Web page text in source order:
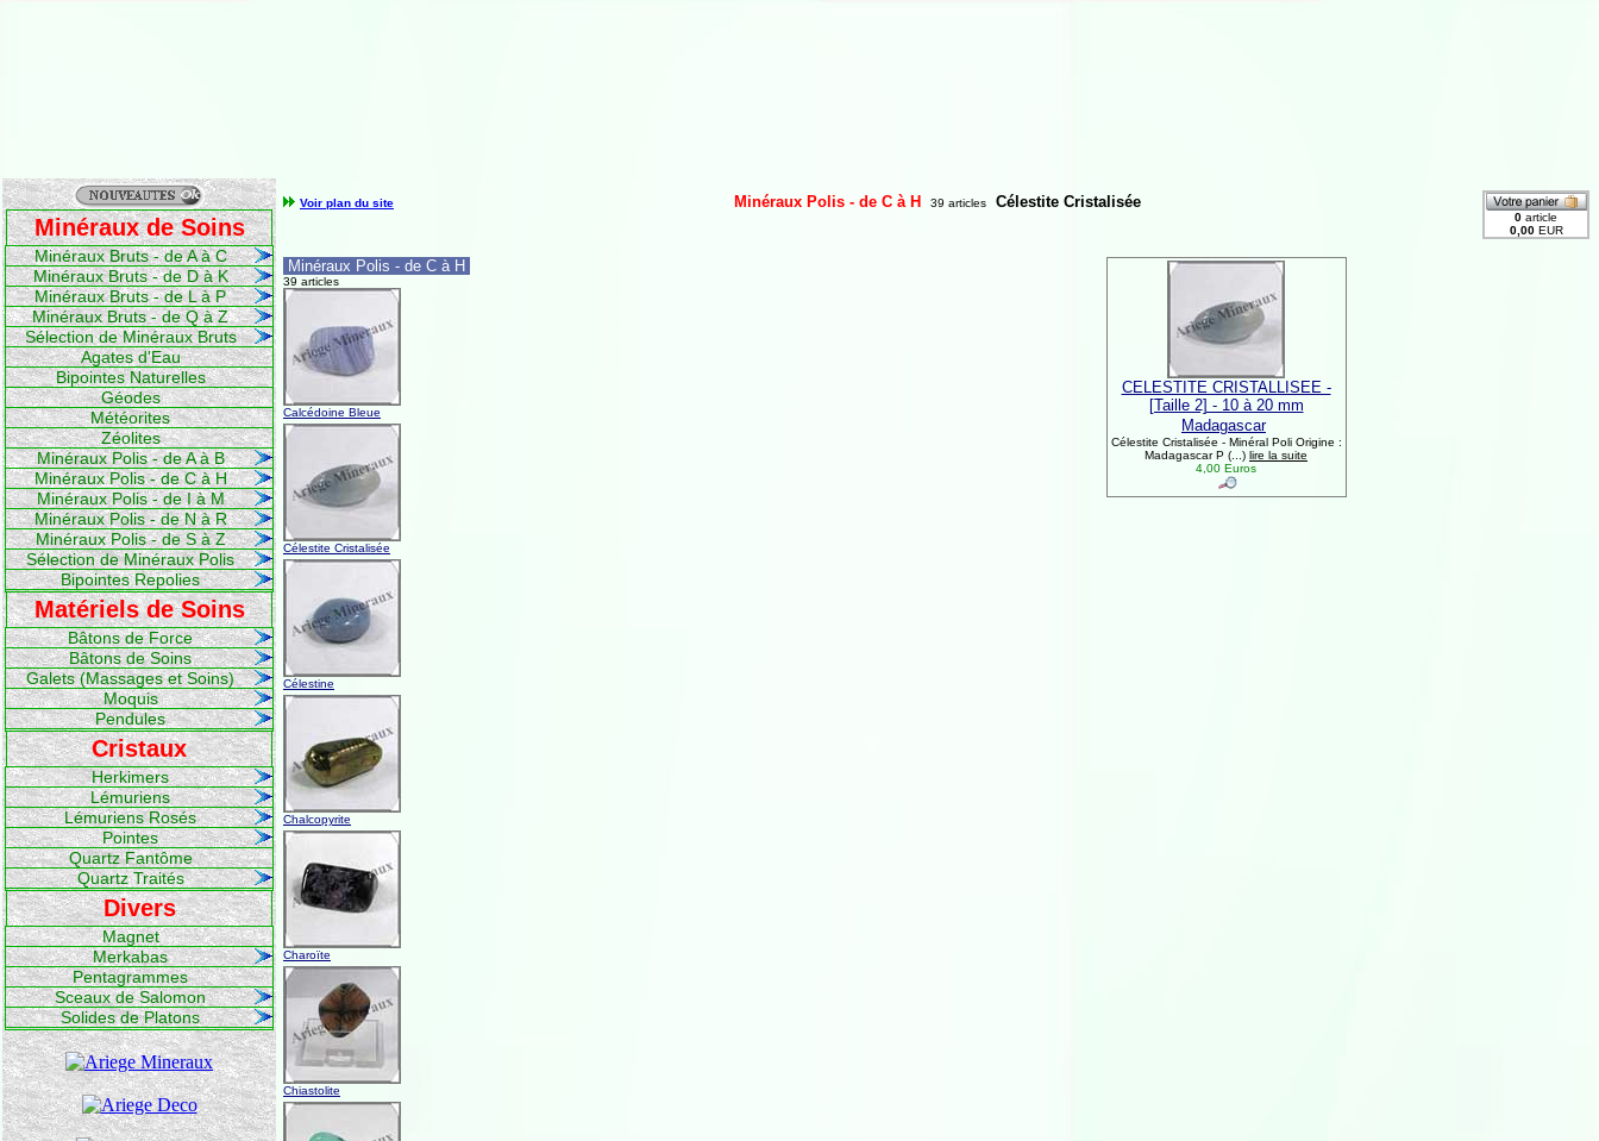
Minéraux de Soins
Minéraux Bruts - de A à C
Minéraux Bruts - de D à K
Minéraux Bruts - de L à P
Minéraux Bruts - de Q à Z
Sélection de Minéraux Bruts
Agates d'Eau
Bipointes Naturelles
Géodes
Météorites
Zéolites
Minéraux Polis - de A à B
Minéraux Polis - de C à H
Minéraux Polis - de I à M
Minéraux Polis - de N à R
Minéraux Polis - de S à Z
Sélection de Minéraux Polis
Bipointes Repolies
Matériels de Soins
Bâtons de Force
Bâtons de Soins
Galets (Massages et Soins)
Moquis
Pendules
Cristaux
Herkimers
Lémuriens
Lémuriens Rosés
Pointes
Quartz Fantôme
Quartz Traités
Divers
Magnet
Merkabas
Pentagrammes
Sceaux de Salomon
Solides de Platons
Voir plan du site Minéraux Polis - de C à H 39 articles Célestite Cristalisée
Minéraux Polis - de C à H
39 articles
Calcédoine Bleue
Célestite Cristalisée
Célestine
Chalcopyrite
Charoïte
Chiastolite
CELESTITE CRISTALLISEE -
[Taille 2] - 10 à 20 mm
Madagascar
Célestite Cristalisée - Minéral Poli Origine :
Madagascar P (...) lire la suite
4,00 Euros